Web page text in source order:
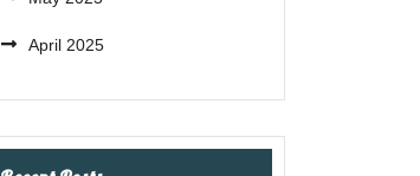
April 2025